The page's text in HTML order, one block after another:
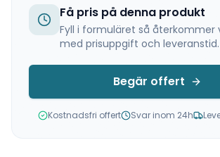
Få pris på denna produkt
Fyll i formuläret så återkommer
med prisuppgift och leveranstid.
Begär offert
Kostnadsfri offert Svar inom 24h